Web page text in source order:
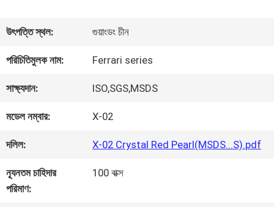
ভিডিও
আমাদের
সম্পর্কে
কারখানা
ভ্রমণ
উৎপত্তি স্থল: গুয়াংডং চীন
পরিচিতিমুলক নাম: Ferrari series
সাক্ষ্যদান: ISO,SGS,MSDS
মডেল নম্বার: X-02
দলিল: X-02 Crystal Red Pearl(MSDS...S).pdf
ন্যূনতম চাহিদার
পরিমাণ:
100 বাক্স